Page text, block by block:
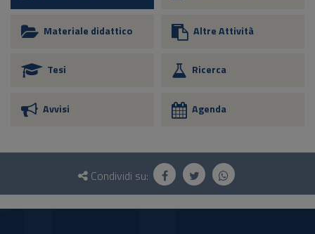
Materiale didattico Altre Attività
Tesi Ricerca
Avvisi Agenda
Questionario
social
Condividi su: